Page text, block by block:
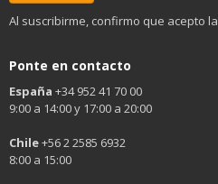
Al suscribirme, confirmo que acepto la
Ponte en contacto
España +34 952 41 70 00
9:00 a 14:00 y 17:00 a 20:00
Chile+56 2 2585 6932
8:00 a 15:00